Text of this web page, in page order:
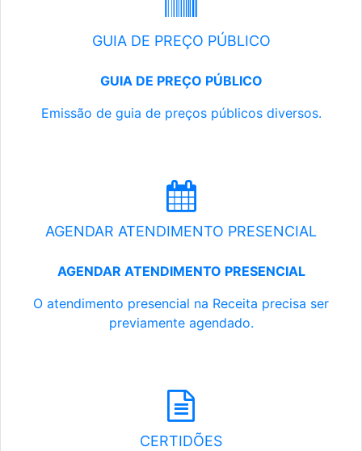
GUIA DE PREÇO PÚBLICO
GUIA DE PREÇO PÚBLICO
Emissão de guia de preços públicos diversos.
AGENDAR ATENDIMENTO PRESENCIAL
AGENDAR ATENDIMENTO PRESENCIAL
O atendimento presencial na Receita precisa ser
previamente agendado.
CERTIDÕES